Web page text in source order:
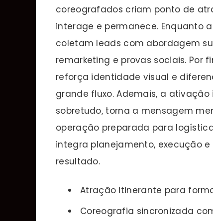
coreografados criam ponto de
interage e permanece. Enquanto
coletam leads com abordagem
remarketing e provas sociais. Por
reforça identidade visual e
grande fluxo. Ademais, a
sobretudo, torna a mensagem
operação preparada para
integra planejamento, execução
resultado.
Atração itinerante para
Coreografia sincronizada